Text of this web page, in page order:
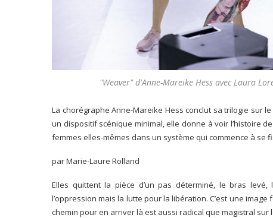
"Weaver" d'Anne-Mareike Hess avec Laura
La chorégraphe Anne-Mareike Hess conclut sa trilogie sur
un dispositif scénique minimal, elle donne à voir l’histoire
femmes elles-mêmes dans un système qui commence à se
par Marie-Laure Rolland
Elles quittent la pièce d’un pas déterminé, le bras
l’oppression mais la lutte pour la libération. C’est une
chemin pour en arriver là est aussi radical que magistral sur